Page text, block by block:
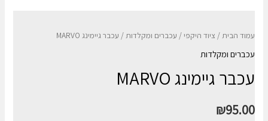
עמוד הבית/ ציוד היקפי/ עכברים ומקלדות/ עכבר גיימינג MARVO
עכברים ומקלדות
עכבר גיימינג MARVO
₪95.00